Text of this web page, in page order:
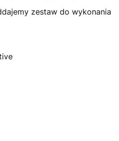
zestaw do wykonania